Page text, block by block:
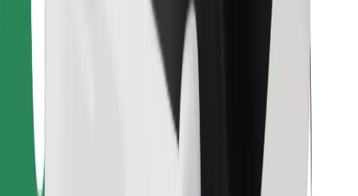
Para restaurantes
Bolt para empresas
Términos y Condiciones